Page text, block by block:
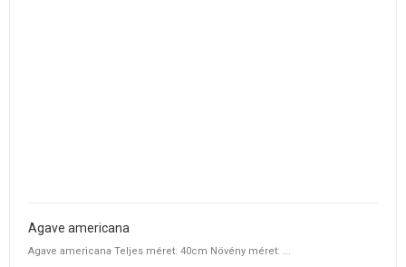
Agave americana
Agave americana Teljes méret: 40cm Növény méret: ...